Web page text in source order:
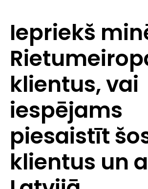
Iepriekš
klientus, vai
iespējams
piesaistīt
klientus un